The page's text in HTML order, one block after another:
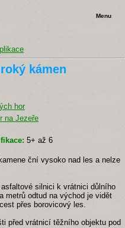
Menu
kámen
hor
na Jezeře
5+ až 6
ční vysoko nad les a nelze
silnici k vrátnici důlního
metrů odtud na východ je vidět
přes borovicový les.
před vrátnicí těžního objektu pod